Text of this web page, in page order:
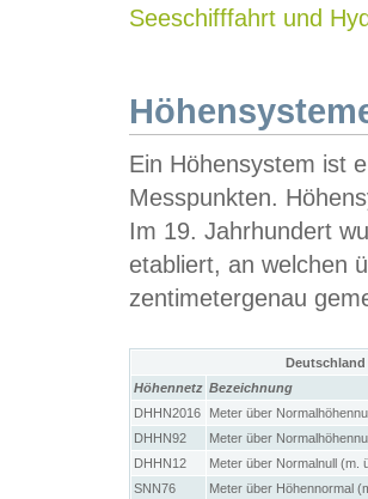
Seeschifffahrt und
Ein Höhensystem ist
Messpunkten.
Im 19. Jahrhundert
etabliert, an welchen
zentimetergenau
Höhennetz Bezeichnung
DHHN2016
Meter über
DHHN92
Meter über
DHHN12
Meter über Normalnull (m.
SNN76
Meter über Höhennormal